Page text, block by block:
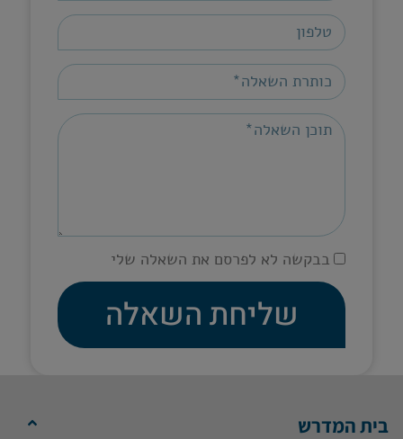
בבקשה לא לפרסם את השאלה שלי
שליחת השאלה
בית המדרש